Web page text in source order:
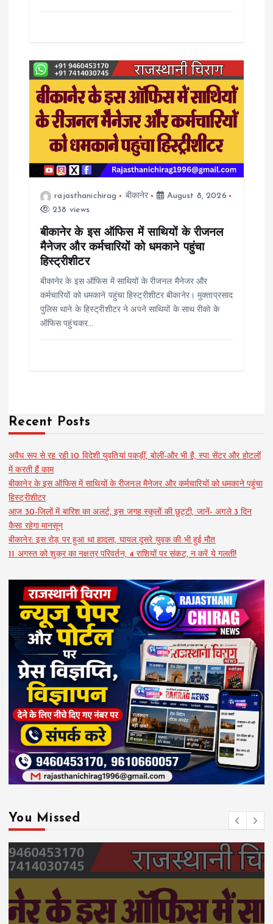
rajasthanichirag बीकानेर
August 8, 2026
238 views
बीकानेर के इस ऑफिस में साथियों के रीजनल
मैनेजर और कर्मचारियों को धमकाने पहुंचा
हिस्ट्रीशीटर
बीकानेर के इस ऑफिस में साथियों के रीजनल मैनेजर और
कर्मचारियों को धमकाने पहुंचा हिस्ट्रीशीटर बीकानेर। मुक्ताप्रसाद
पुलिस थाने के हिस्ट्रीशीटर ने अपने साथियों के साथ रीको के
ऑफिस पहुंचकर…
Recent Posts
अवैध रूप से रह रही 10 विदेशी युवतियां पकड़ीं, बोलीं-और भी है, स्पा सेंटर और होटलों
में करती हैं काम
बीकानेर के इस ऑफिस में साथियों के रीजनल मैनेजर और कर्मचारियों को धमकाने पहुंचा
हिस्ट्रीशीटर
आज 30-जिलों में बारिश का अलर्ट, इस जगह स्कूलों की छुट्टी, जानें- अगले 3 दिन
कैसा रहेगा मानसून
बीकानेर: इस रोड़ पर हुआ था हादसा, घायल दूसरे युवक की भी हुई मौत
11 अगस्त को शुक्र का नक्षत्र परिवर्तन, 4 राशियों पर संकट, न करें ये गलती!
You Missed